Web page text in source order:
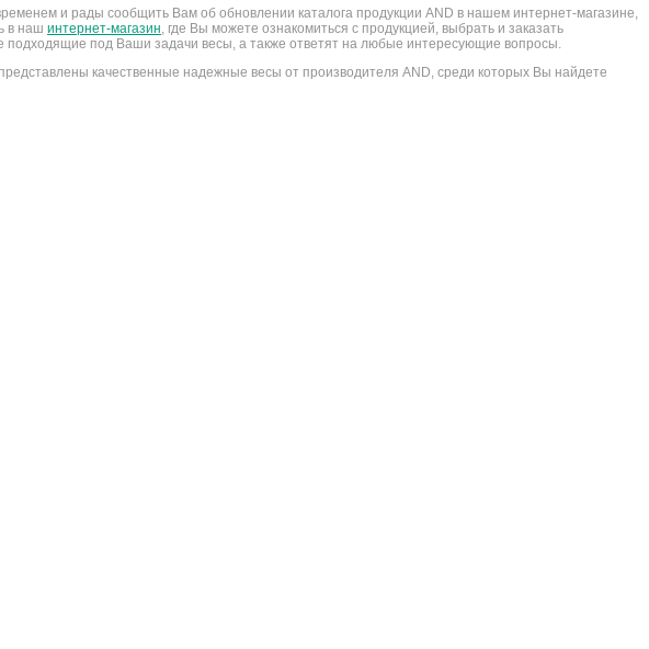
и рады сообщить Вам об обновлении каталога продукции AND в нашем интернет-магазине,
в наш интернет-магазин, где Вы можете ознакомиться с продукцией, выбрать и заказать
под Ваши задачи весы, а также ответят на любые интересующие вопросы.
качественные надежные весы от производителя AND, среди которых Вы найдете